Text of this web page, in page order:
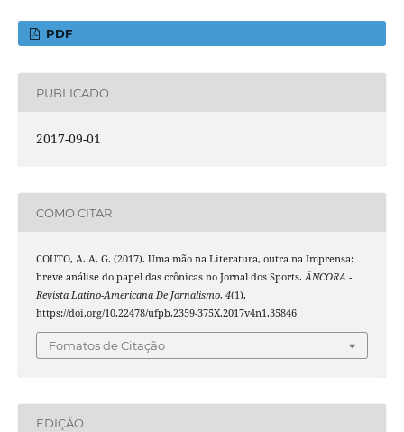
PDF
PUBLICADO
2017-09-01
COMO CITAR
COUTO, A. A. G. (2017). Uma mão na Literatura, outra na Imprensa:
breve análise do papel das crônicas no Jornal dos Sports.ÂNCORA -
Revista Latino-Americana De Jornalismo, 4(1).
https://doi.org/10.22478/ufpb.2359-375X.2017v4n1.35846
Fomatos de Citação
EDIÇÃO